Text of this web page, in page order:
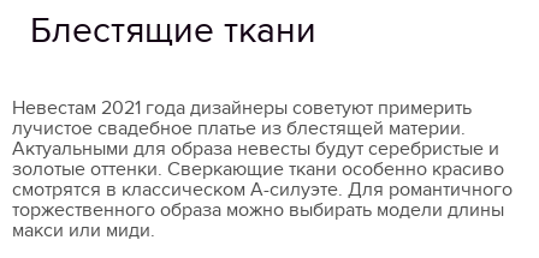
Блестящие ткани
Невестам 2021 года дизайнеры советуют примерить
лучистое свадебное платье из блестящей материи.
Актуальными для образа невесты будут серебристые и
золотые оттенки. Сверкающие ткани особенно красиво
смотрятся в классическом А-силуэте. Для романтичного
торжественного образа можно выбирать модели длины
макси или миди.